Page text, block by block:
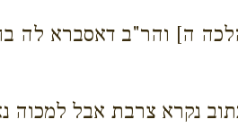
ה] והר"ב דאסברא לה
נקרא צרבת אבל למכוה